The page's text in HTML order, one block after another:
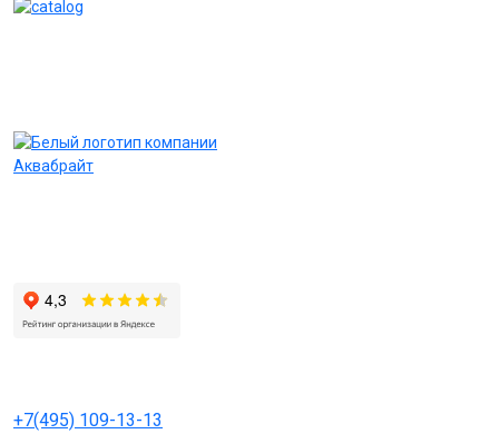
+7(495) 109-13-13